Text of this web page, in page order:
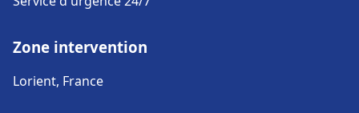
Zone intervention
Lorient, France